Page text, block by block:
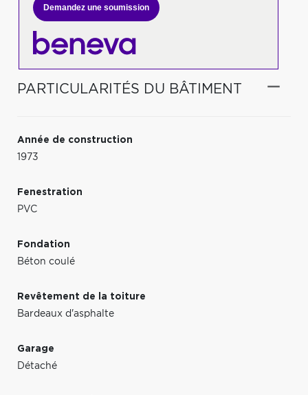
Demandez une soumission
PARTICULARITÉS DU BÂTIMENT
Année de construction
1973
Fenestration
PVC
Fondation
Béton coulé
Revêtement de la toiture
Bardeaux d'asphalte
Garage
Détaché